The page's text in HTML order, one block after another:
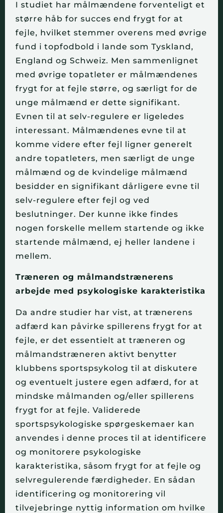
I studiet har målmændene forventeligt et
større håb for succes end frygt for at
fejle, hvilket stemmer overens med øvrige
fund i topfodbold i lande som Tyskland,
England og Schweiz. Men sammenlignet
med øvrige topatleter er målmændenes
frygt for at fejle større, og særligt for de
unge målmænd er dette signifikant.
Evnen til at selv-regulere er ligeledes
interessant. Målmændenes evne til at
komme videre efter fejl ligner generelt
andre topatleters, men særligt de unge
målmænd og de kvindelige målmænd
besidder en signifikant dårligere evne til
selv-regulere efter fejl og ved
beslutninger. Der kunne ikke findes
nogen forskelle mellem startende og ikke
startende målmænd, ej heller landene i
mellem.
Træneren og målmandstrænerens
arbejde med psykologiske karakteristika
Da andre studier har vist, at trænerens
adfærd kan påvirke spillerens frygt for at
fejle, er det essentielt at træneren og
målmandstræneren aktivt benytter
klubbens sportspsykolog til at diskutere
og eventuelt justere egen adfærd, for at
mindske målmanden og/eller spillerens
frygt for at fejle. Validerede
sportspsykologiske spørgeskemaer kan
anvendes i denne proces til at identificere
og monitorere psykologiske
karakteristika, såsom frygt for at fejle og
selvregulerende færdigheder. En sådan
identificering og monitorering vil
tilvejebringe nyttig information om hvilke